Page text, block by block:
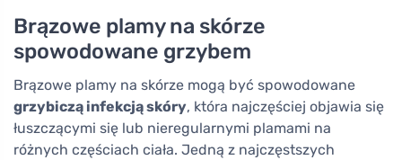
Brązowe plamy na skórze
spowodowane grzybem
Brązowe plamy na skórze mogą być spowodowane
grzybiczą infekcją skóry, która najczęściej objawia się
łuszczącymi się lub nieregularnymi plamami na
różnych częściach ciała. Jedną z najczęstszych